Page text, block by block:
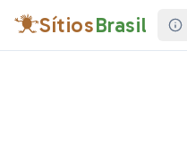
SítiosBrasil